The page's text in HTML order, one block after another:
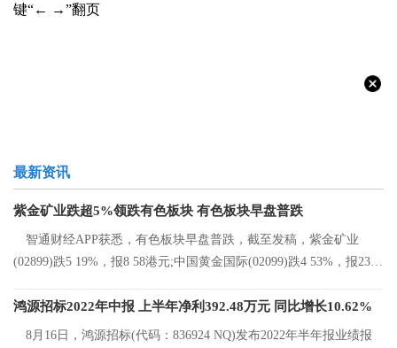
键“← →”翻页
最新资讯
紫金矿业跌超5%领跌有色板块 有色板块早盘普跌
智通财经APP获悉，有色板块早盘普跌，截至发稿，紫金矿业
(02899)跌5 19%，报8 58港元;中国黄金国际(02099)跌4 53%，报23 2
鸿源招标2022年中报 上半年净利392.48万元 同比增长10.62%
8月16日，鸿源招标(代码：836924 NQ)发布2022年半年报业绩报